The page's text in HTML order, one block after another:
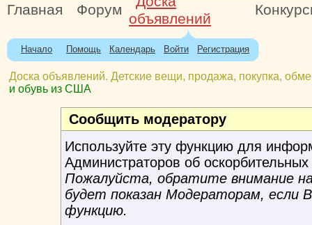
Главная Форум
объявлений
Начало Помощь Календарь Войти Регистрация
Доска объявлений. Детские вещи, продажа, покупка,
и обувь из США
Сообщить модератору
Используйте эту функцию для
Администраторов об
Пожалуйста, обратите внимание
будет показан Модераторам, если
функцию.